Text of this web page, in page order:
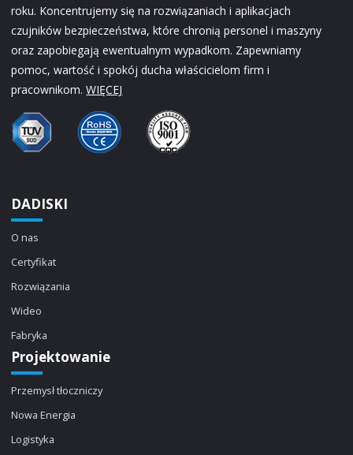
roku. Koncentrujemy się na rozwiązaniach i aplikacjach
czujników bezpieczeństwa, które chronią personel i maszyny
oraz zapobiegają ewentualnym wypadkom. Zapewniamy
pomoc, wartość i spokój ducha właścicielom firm i
pracownikom.WIĘCEJ
DADISKI
O nas
Certyfikat
Rozwiązania
Wideo
Fabryka
Projektowanie
Przemysł tłoczniczy
Nowa Energia
Logistyka